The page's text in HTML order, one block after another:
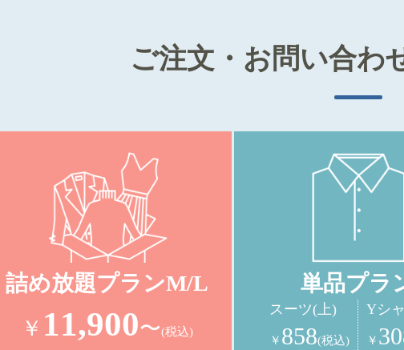
ご注文・お問い合わ
詰め放題プランM/L
￥ 11,900〜(税込)
単品プラ
スーツ(上)
￥ 858(税込)
Yシ
￥